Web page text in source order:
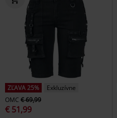
ZĽAVA 25%
Exkluzívne
OMC € 69,99
€ 51,99